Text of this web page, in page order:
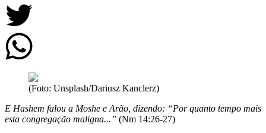
(Foto: Unsplash/Dariusz Kanclerz)
E Hashem falou a Moshe e Arão, dizendo: “Por quanto tempo mais
esta congregação maligna...” (Nm 14:26-27)